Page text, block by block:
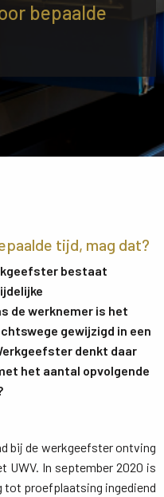
bepaalde
tijd, mag dat?
bestaat
de werknemer is het
gewijzigd in een
denkt daar
het aantal opvolgende
bij de werkgeefster ontving
UWV. In september 2020 is
tot proefplaatsing ingediend